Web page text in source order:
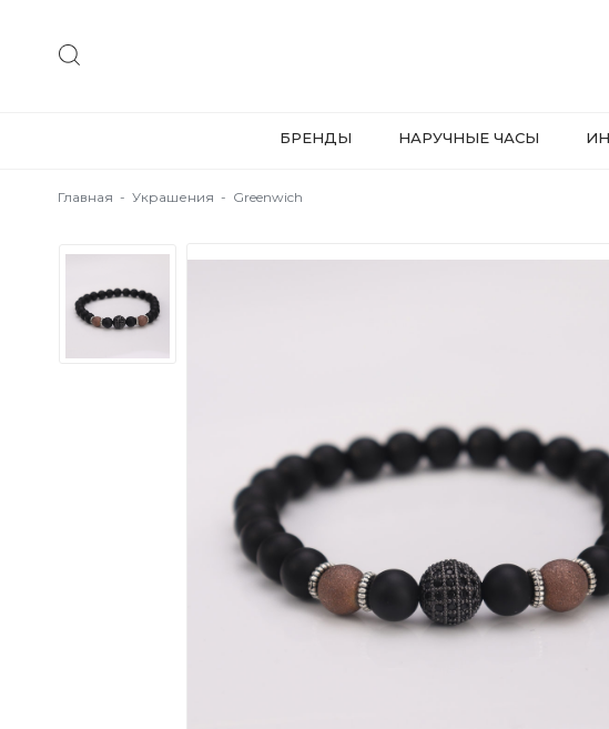
БРЕНДЫ НАРУЧНЫЕ ЧАСЫ
Главная - Украшения - Greenwich